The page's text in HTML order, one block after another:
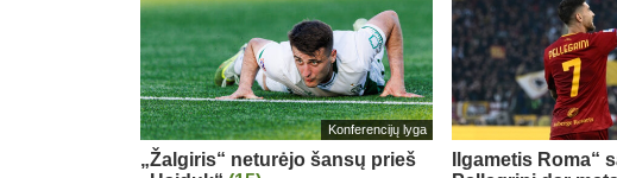
Konferencijų lyga
„Žalgiris“ neturėjo šansų prieš
Ilgametis Roma“